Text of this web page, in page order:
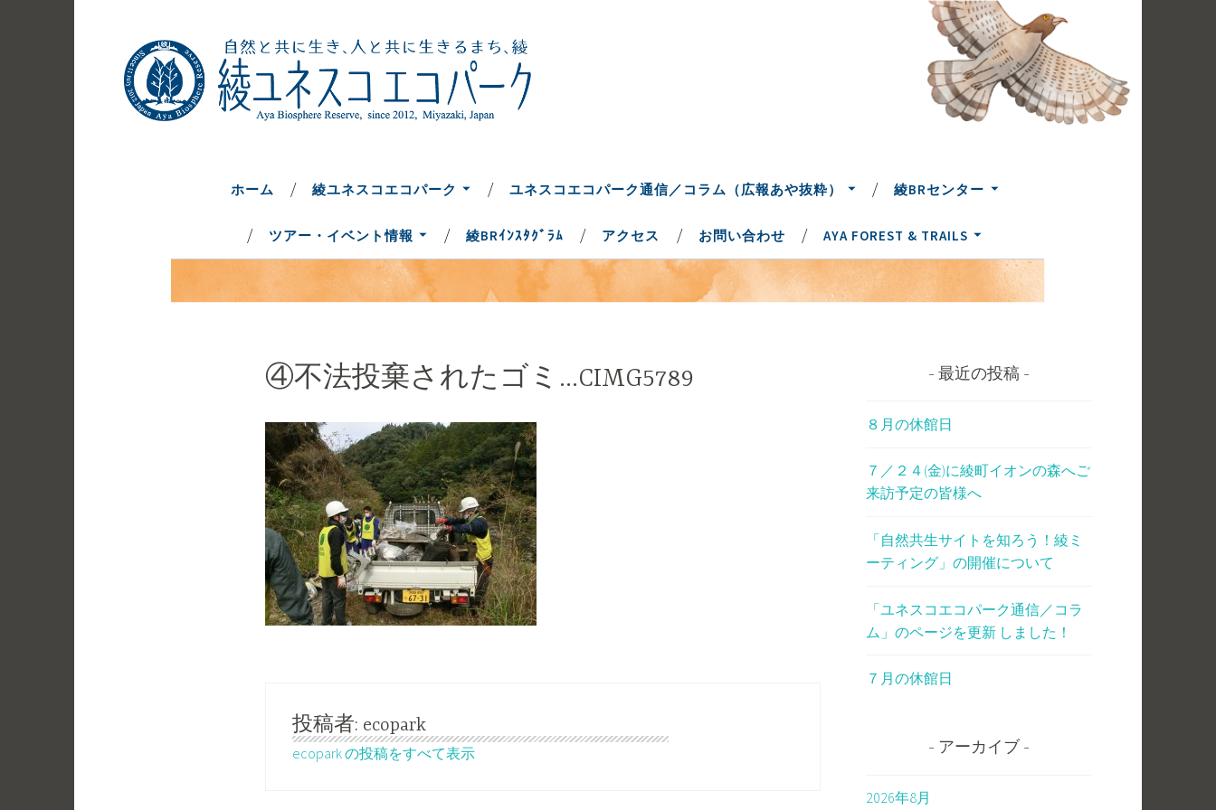
ホーム 綾ユネスコエコパーク ユネスコエコパーク通信／コラム（広報あや抜粋） 綾BRセンター
ツアー・イベント情報 綾BRｲﾝｽﾀｸﾞﾗﾑ アクセス お問い合わせ AYA FOREST & TRAILS
④不法投棄されたゴミ…CIMG5789
投稿者: ecopark
ecopark の投稿をすべて表示
最近の投稿
８月の休館日
７／２４(金)に綾町イオンの森へご
来訪予定の皆様へ
「自然共生サイトを知ろう！綾ミ
ーティング」の開催について
「ユネスコエコパーク通信／コラ
ム」のページを更新 しました！
７月の休館日
アーカイブ
2026年8月